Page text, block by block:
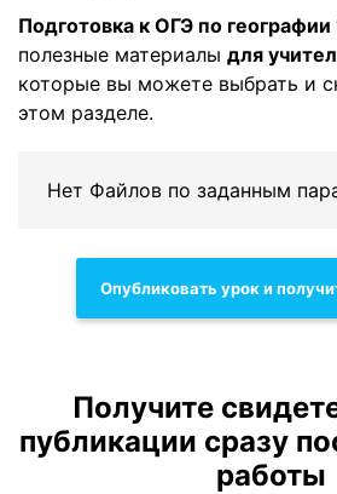
Подготовка к ОГЭ по географии
полезные материалы для
которые вы можете выбрать и
этом разделе.
Нет Файлов по заданным
Опубликовать урок и
Получите
публикации сразу
работы